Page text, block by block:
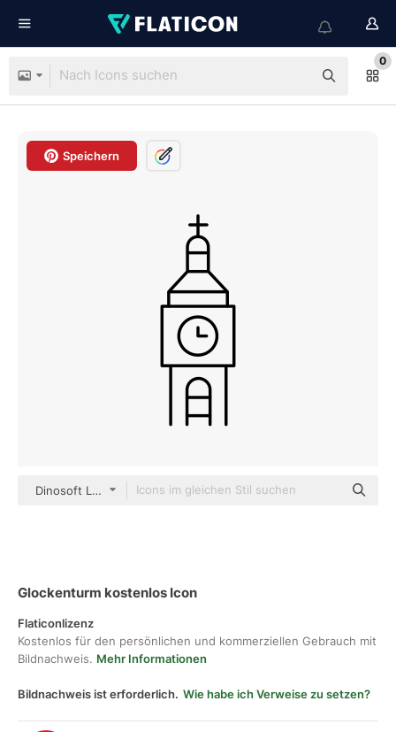
0
Speichern
Dinosoft Lineal
Glockenturm kostenlos Icon
Flaticonlizenz
Kostenlos für den persönlichen und kommerziellen Gebrauch mit
Bildnachweis. Mehr Informationen
Bildnachweis ist erforderlich. Wie habe ich Verweise zu setzen?